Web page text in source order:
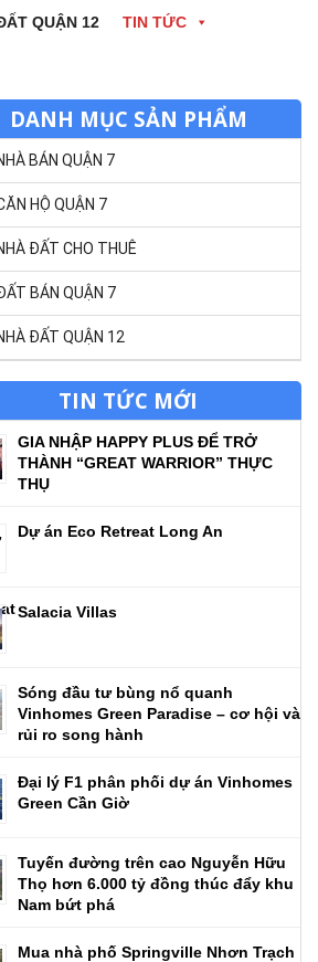
QUẬN 12 TIN TỨC
DANH MỤC SẢN PHẨM
BÁN QUẬN 7
HỘ QUẬN 7
ĐẤT CHO THUÊ
BÁN QUẬN 7
ĐẤT QUẬN 12
TIN TỨC MỚI
GIA NHẬP HAPPY PLUS ĐỂ TRỞ
THÀNH “GREAT WARRIOR” THỰC
THỤ
Dự án Eco Retreat Long An
Salacia Villas
Sóng đầu tư bùng nổ quanh
Vinhomes Green Paradise – cơ hội và
rủi ro song hành
Đại lý F1 phân phối dự án Vinhomes
Green Cần Giờ
Tuyến đường trên cao Nguyễn Hữu
Thọ hơn 6.000 tỷ đồng thúc đẩy khu
Nam bứt phá
Mua nhà phố Springville Nhơn Trạch